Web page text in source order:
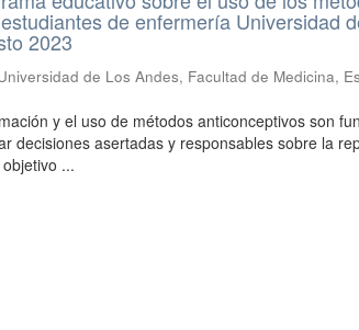
de enfermería Universidad
2023
de Los Andes, Facultad de Medicina,
y el uso de métodos anticonceptivos son
decisiones asertadas y responsables sobre la
...